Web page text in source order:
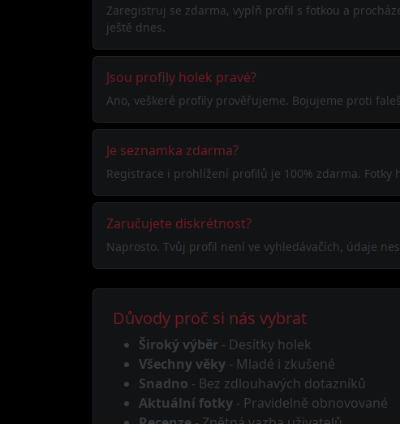
Zaregistruj se zdarma, vyplň profil s fotkou a
ještě dnes.
Jsou profily holek pravé?
Ano, veškeré profily prověřujeme. Bojujeme proti
Je seznamka zdarma?
Registrace i prohlížení profilů je 100% zdarma.
Zaručujete diskrétnost?
Naprosto. Tvůj profil není ve vyhledávačích, údaje
Důvody proč si nás vybrat
Široký výběr - Desítky holek
Všechny věky - Mladé i zkušené
Snadno - Bez zdlouhavých dotazníků
Aktuální fotky - Pravidelně obnovované